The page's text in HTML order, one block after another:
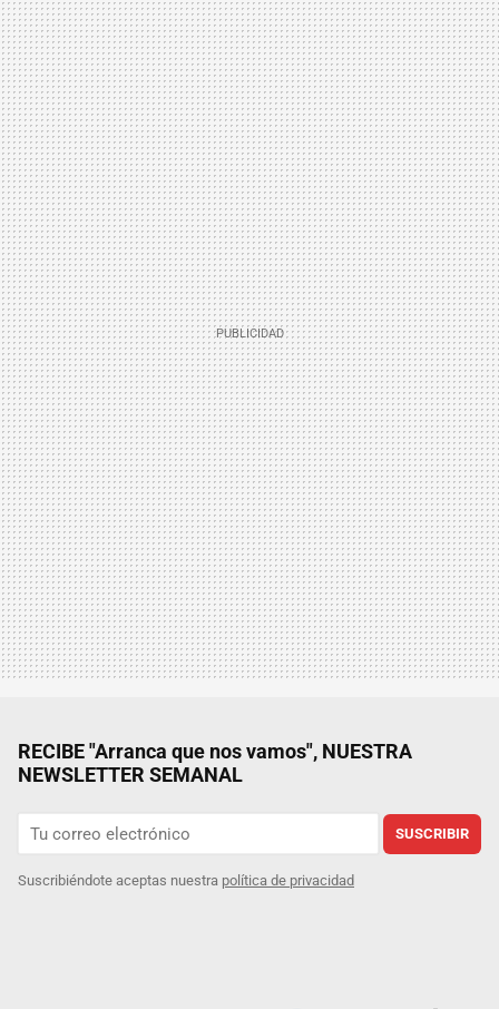
RECIBE "Arranca que nos vamos", NUESTRA
NEWSLETTER SEMANAL
SUSCRIBIR
Suscribiéndote aceptas nuestra política de privacidad